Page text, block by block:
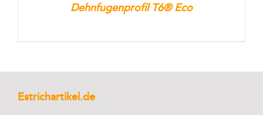
Dehnfugenprofil T6® Eco
Estrichartikel.de